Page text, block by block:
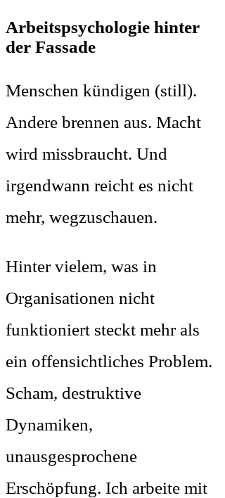
Arbeitspsychologie hinter
der Fassade
Menschen kündigen (still).
Andere brennen aus. Macht
wird missbraucht. Und
irgendwann reicht es nicht
mehr, wegzuschauen.
Hinter vielem, was in
Organisationen nicht
funktioniert steckt mehr als
ein offensichtliches Problem.
Scham, destruktive
Dynamiken,
unausgesprochene
Erschöpfung. Ich arbeite mit